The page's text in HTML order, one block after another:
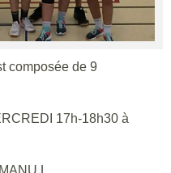
composée de 9
17h-18h30 à
L.